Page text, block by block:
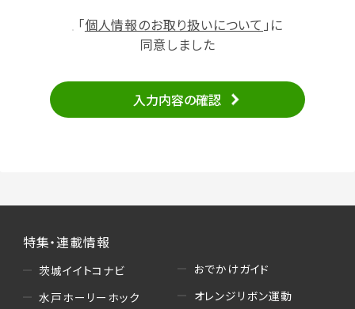
（2）ユーザーからのお問い合わせへの対応
せの内容確認、返答
・当サービスの品質改善
・読者プレゼント、アンケート等、当サービスが実
施するキャンペーンの抽選、当選者への連絡及
び発送 ・ユーザーの趣向や属性情報等の分析
「個人情報のお取り扱いについて 」に
同意しました
入力内容の確認
特集・連載情報
茨城イイトコナビ
水戸ホーリーホック
おでかけガイド
オレンジリボン運動